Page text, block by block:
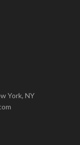
York, NY